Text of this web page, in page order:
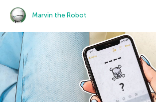
Marvin the Robot